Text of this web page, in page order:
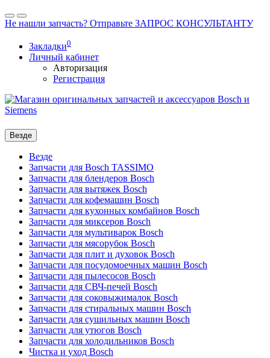
Не нашли запчасть? Отправьте ЗАПРОС КОНСУЛЬТАНТУ
Закладки0
Личный кабинет
Авторизация
Регистрация
Везде
Везде
Запчасти для Bosch TASSIMO
Запчасти для блендеров Bosch
Запчасти для вытяжек Bosch
Запчасти для кофемашин Bosch
Запчасти для кухонных комбайнов Bosch
Запчасти для миксеров Bosch
Запчасти для мультиварок Bosch
Запчасти для мясорубок Bosch
Запчасти для плит и духовок Bosch
Запчасти для посудомоечных машин Bosch
Запчасти для пылесосов Bosch
Запчасти для СВЧ-печей Bosch
Запчасти для соковыжималок Bosch
Запчасти для стиральных машин Bosch
Запчасти для сушильных машин Bosch
Запчасти для утюгов Bosch
Запчасти для холодильников Bosch
Чистка и уход Bosch